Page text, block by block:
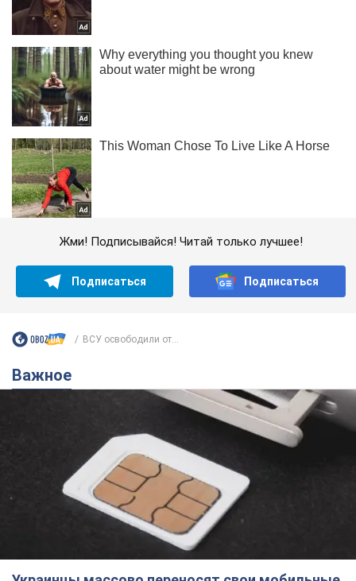
Жми! Подписывайся! Читай только лучшее!
Подписаться Подписаться
ВСУ освободили от...
Важное